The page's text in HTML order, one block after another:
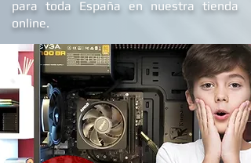
para toda España en nuestra tienda
online.